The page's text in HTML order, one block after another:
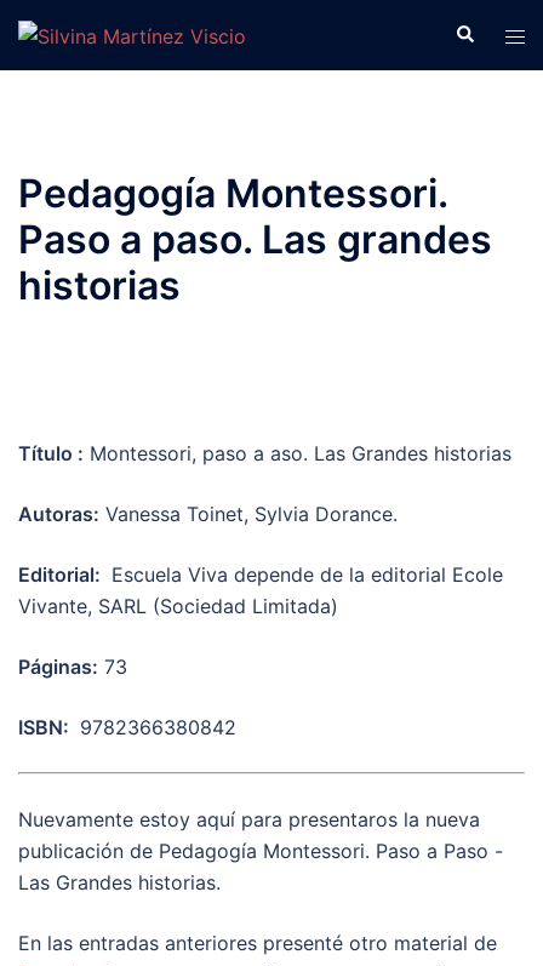
Saltar
contenido
Buscar
emociones
emociones
emociones
emociones
Pedagogía Montessori.
Paso a paso. Las grandes
historias
Título : Montessori, paso a aso. Las Grandes historias
Autoras: Vanessa Toinet, Sylvia Dorance.
Editorial: Escuela Viva depende de la editorial Ecole
Vivante, SARL (Sociedad Limitada)
Páginas: 73
ISBN: 9782366380842
Nuevamente estoy aquí para presentaros la nueva
publicación de Pedagogía Montessori. Paso a Paso -
Las Grandes historias.
En las entradas anteriores presenté otro material de